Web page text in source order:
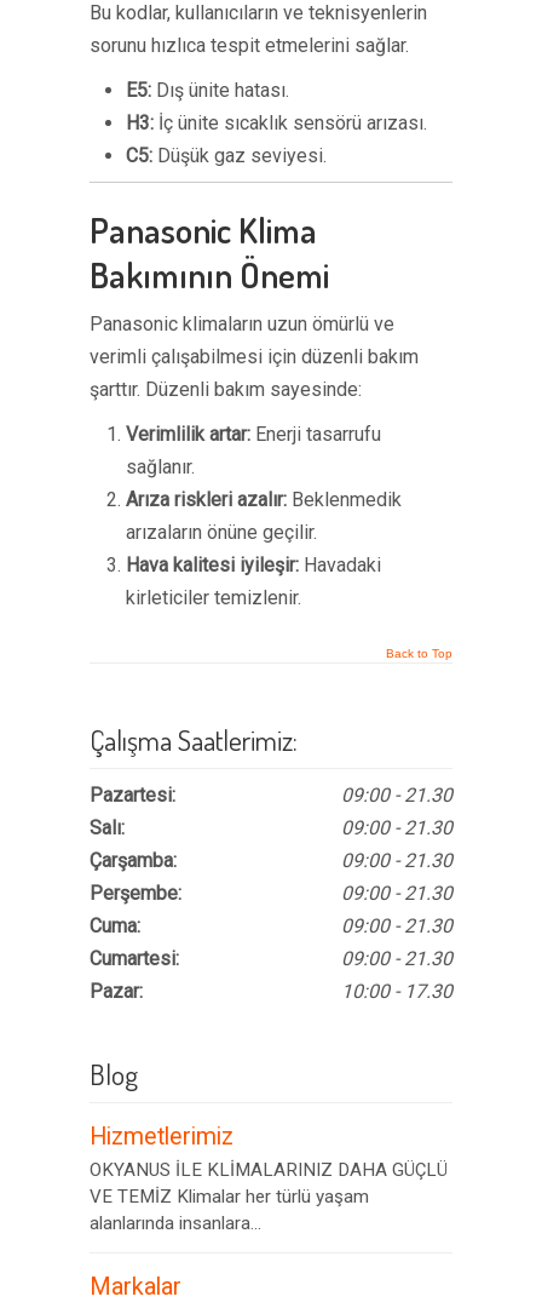
Bu kodlar, kullanıcıların ve teknisyenlerin
sorunu hızlıca tespit etmelerini sağlar.
E5: Dış ünite hatası.
H3: İç ünite sıcaklık sensörü arızası.
C5: Düşük gaz seviyesi.
Panasonic Klima
Bakımının Önemi
Panasonic klimaların uzun ömürlü ve
verimli çalışabilmesi için düzenli bakım
şarttır. Düzenli bakım sayesinde:
Verimlilik artar: Enerji tasarrufu
sağlanır.
Arıza riskleri azalır: Beklenmedik
arızaların önüne geçilir.
Hava kalitesi iyileşir: Havadaki
kirleticiler temizlenir.
Back to Top
Çalışma Saatlerimiz:
Pazartesi:
Salı:
Çarşamba:
Perşembe:
Cuma:
Cumartesi:
Pazar:
09:00 - 21.30
09:00 - 21.30
09:00 - 21.30
09:00 - 21.30
09:00 - 21.30
09:00 - 21.30
10:00 - 17.30
Blog
Hizmetlerimiz
OKYANUS İLE KLİMALARINIZ DAHA GÜÇLÜ
VE TEMİZ Klimalar her türlü yaşam
alanlarında insanlara...
Markalar